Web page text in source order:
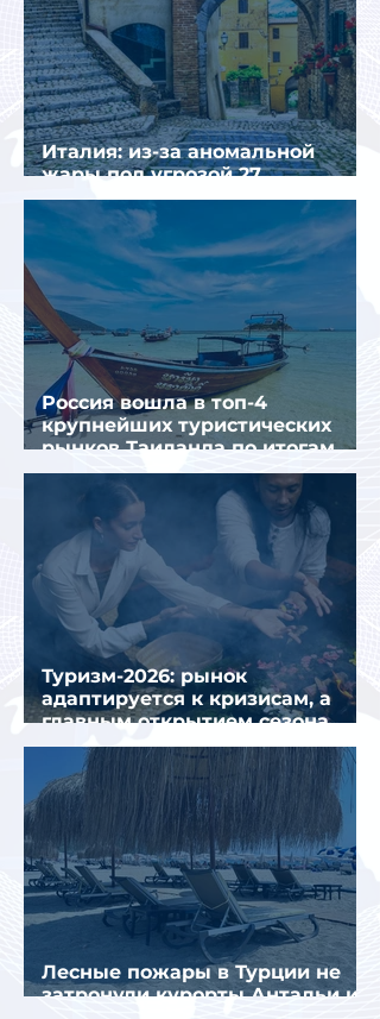
Италия: из-за аномальной
жары под угрозой 27
крупнейших городов
Россия вошла в топ-4
крупнейших туристических
рынков Таиланда по итогам
семи месяцев 2026 года
Туризм-2026: рынок
адаптируется к кризисам, а
главным открытием сезона
стал Вьетнам
Лесные пожары в Турции не
затронули курорты Антальи и